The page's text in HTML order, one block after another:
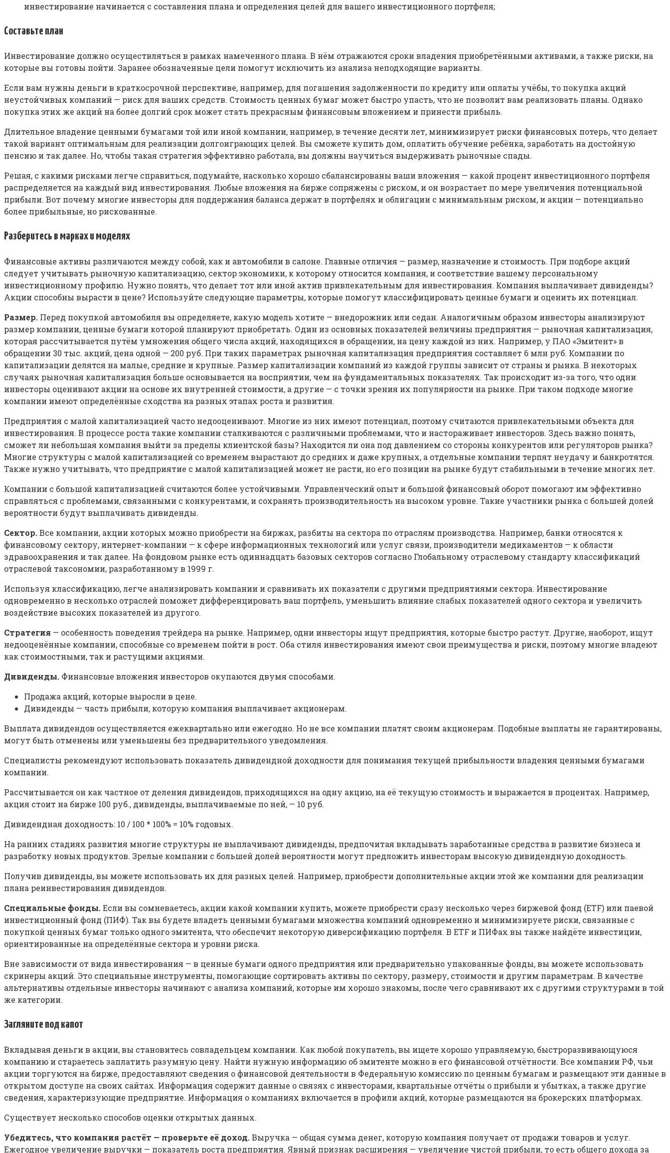
инвестирование начинается с составления плана и определения целей для вашего инвестиционного портфеля;
Составьте план
Инвестирование должно осуществляться в рамках намеченного плана. В нём отражаются сроки владения приобретёнными активами, а также риски, на
которые вы готовы пойти. Заранее обозначенные цели помогут исключить из анализа неподходящие варианты.
Если вам нужны деньги в краткосрочной перспективе, например, для погашения задолженности по кредиту или оплаты учёбы, то покупка акций
неустойчивых компаний — риск для ваших средств. Стоимость ценных бумаг может быстро упасть, что не позволит вам реализовать планы. Однако
покупка этих же акций на более долгий срок может стать прекрасным финансовым вложением и принести прибыль.
Длительное владение ценными бумагами той или иной компании, например, в течение десяти лет, минимизирует риски финансовых потерь, что делает
такой вариант оптимальным для реализации долгоиграющих целей. Вы сможете купить дом, оплатить обучение ребёнка, заработать на достойную
пенсию и так далее. Но, чтобы такая стратегия эффективно работала, вы должны научиться выдерживать рыночные спады.
Решая, с какими рисками легче справиться, подумайте, насколько хорошо сбалансированы ваши вложения — какой процент инвестиционного портфеля
распределяется на каждый вид инвестирования. Любые вложения на бирже сопряжены с риском, и он возрастает по мере увеличения потенциальной
прибыли. Вот почему многие инвесторы для поддержания баланса держат в портфелях и облигации с минимальным риском, и акции — потенциально
более прибыльные, но рискованные.
Разберитесь в марках и моделях
Финансовые активы различаются между собой, как и автомобили в салоне. Главные отличия — размер, назначение и стоимость. При подборе акций
следует учитывать рыночную капитализацию, сектор экономики, к которому относится компания, и соответствие вашему персональному
инвестиционному профилю. Нужно понять, что делает тот или иной актив привлекательным для инвестирования. Компания выплачивает дивиденды?
Акции способны вырасти в цене? Используйте следующие параметры, которые помогут классифицировать ценные бумаги и оценить их потенциал.
Размер. Перед покупкой автомобиля вы определяете, какую модель хотите — внедорожник или седан. Аналогичным образом инвесторы анализируют
размер компании, ценные бумаги которой планируют приобретать. Один из основных показателей величины предприятия — рыночная капитализация,
которая рассчитывается путём умножения общего числа акций, находящихся в обращении, на цену каждой из них. Например, у ПАО «Эмитент» в
обращении 30 тыс. акций, цена одной — 200 руб. При таких параметрах рыночная капитализация предприятия составляет 6 млн руб. Компании по
капитализации делятся на малые, средние и крупные. Размер капитализации компаний из каждой группы зависит от страны и рынка. В некоторых
случаях рыночная капитализация больше основывается на восприятии, чем на фундаментальных показателях. Так происходит из-за того, что одни
инвесторы оценивают акции на основе их внутренней стоимости, а другие — с точки зрения их популярности на рынке. При таком подходе многие
компании имеют определённые сходства на разных этапах роста и развития.
Предприятия с малой капитализацией часто недооценивают. Многие из них имеют потенциал, поэтому считаются привлекательными объекта для
инвестирования. В процессе роста такие компании сталкиваются с различными проблемами, что и настораживает инвесторов. Здесь важно понять,
сможет ли небольшая компания выйти за пределы клиентской базы? Находится ли она под давлением со стороны конкурентов или регуляторов рынка?
Многие структуры с малой капитализацией со временем вырастают до средних и даже крупных, а отдельные компании терпят неудачу и банкротятся.
Также нужно учитывать, что предприятие с малой капитализацией может не расти, но его позиции на рынке будут стабильными в течение многих лет.
Компании с большой капитализацией считаются более устойчивыми. Управленческий опыт и большой финансовый оборот помогают им эффективно
справляться с проблемами, связанными с конкурентами, и сохранять производительность на высоком уровне. Такие участники рынка с большей долей
вероятности будут выплачивать дивиденды.
Сектор.Все компании, акции которых можно приобрести на биржах, разбиты на сектора по отраслям производства. Например, банки относятся к
финансовому сектору, интернет-компании — к сфере информационных технологий или услуг связи, производители медикаментов — к области
здравоохранения и так далее. На фондовом рынке есть одиннадцать базовых секторов согласно Глобальному отраслевому стандарту классификаций
отраслевой таксономии, разработанному в 1999 г.
Используя классификацию, легче анализировать компании и сравнивать их показатели с другими предприятиями сектора. Инвестирование
одновременно в несколько отраслей поможет дифференцировать ваш портфель, уменьшить влияние слабых показателей одного сектора и увеличить
воздействие высоких показателей из другого.
Стратегия — особенность поведения трейдера на рынке. Например, одни инвесторы ищут предприятия, которые быстро растут. Другие, наоборот, ищут
недооценённые компании, способные со временем пойти в рост. Оба стиля инвестирования имеют свои преимущества и риски, поэтому многие владеют
как стоимостными, так и растущими акциями.
Дивиденды. Финансовые вложения инвесторов окупаются двумя способами.
Продажа акций, которые выросли в цене.
Дивиденды — часть прибыли, которую компания выплачивает акционерам.
Выплата дивидендов осуществляется ежеквартально или ежегодно. Но не все компании платят своим акционерам. Подобные выплаты не гарантированы,
могут быть отменены или уменьшены без предварительного уведомления.
Специалисты рекомендуют использовать показатель дивидендной доходности для понимания текущей прибыльности владения ценными бумагами
компании.
Рассчитывается он как частное от деления дивидендов, приходящихся на одну акцию, на её текущую стоимость и выражается в процентах. Например,
акция стоит на бирже 100 руб., дивиденды, выплачиваемые по ней, — 10 руб.
Дивидендная доходность: 10 / 100 * 100% = 10% годовых.
На ранних стадиях развития многие структуры не выплачивают дивиденды, предпочитая вкладывать заработанные средства в развитие бизнеса и
разработку новых продуктов. Зрелые компании с большей долей вероятности могут предложить инвесторам высокую дивидендную доходность.
Получив дивиденды, вы можете использовать их для разных целей. Например, приобрести дополнительные акции этой же компании для реализации
плана реинвестирования дивидендов.
Специальные фонды.Если вы сомневаетесь, акции какой компании купить, можете приобрести сразу несколько через биржевой фонд (ETF) или паевой
инвестиционный фонд (ПИФ). Так вы будете владеть ценными бумагами множества компаний одновременно и минимизируете риски, связанные с
покупкой ценных бумаг только одного эмитента, что обеспечит некоторую диверсификацию портфеля. В ETF и ПИФах вы также найдёте инвестиции,
ориентированные на определённые сектора и уровни риска.
Вне зависимости от вида инвестирования — в ценные бумаги одного предприятия или предварительно упакованные фонды, вы можете использовать
скринеры акций. Это специальные инструменты, помогающие сортировать активы по сектору, размеру, стоимости и другим параметрам. В качестве
альтернативы отдельные инвесторы начинают с анализа компаний, которые им хорошо знакомы, после чего сравнивают их с другими структурами в той
же категории.
Загляните под капот
Вкладывая деньги в акции, вы становитесь совладельцем компании. Как любой покупатель, вы ищете хорошо управляемую, быстроразвивающуюся
компанию и стараетесь заплатить разумную цену. Найти нужную информацию об эмитенте можно в его финансовой отчётности. Все компании РФ, чьи
акции торгуются на бирже, предоставляют сведения о финансовой деятельности в Федеральную комиссию по ценным бумагам и размещают эти данные в
открытом доступе на своих сайтах. Информация содержит данные о связях с инвесторами, квартальные отчёты о прибыли и убытках, а также другие
сведения, характеризующие предприятие. Информация о компаниях включается в профили акций, которые размещаются на брокерских платформах.
Существует несколько способов оценки открытых данных.
Убедитесь, что компания растёт — проверьте её доход.Выручка — общая сумма денег, которую компания получает от продажи товаров и услуг.
Ежегодное увеличение выручки — показатель роста предприятия. Явный признак расширения — увеличение чистой прибыли, то есть общего дохода за